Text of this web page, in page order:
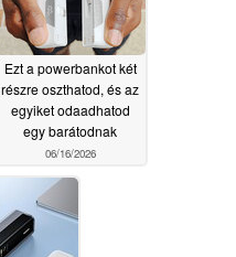
Ezt a powerbankot két
részre oszthatod, és az
egyiket odaadhatod
egy barátodnak
06/16/2026